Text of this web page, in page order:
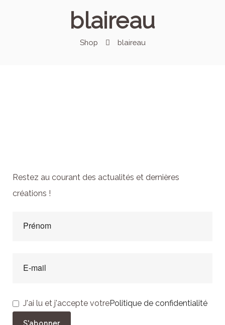
Shop blaireau
blaireau
Restez au courant des actualités et dernières
créations !
J'ai lu et j'accepte votrePolitique de confidentialité